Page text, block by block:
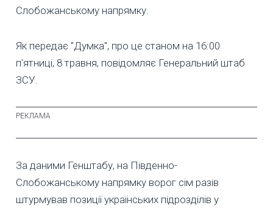
Слобожанському напрямку.
Як передає "Думка", про це станом на 16:00
п'ятниці, 8 травня, повідомляє Генеральний штаб
ЗСУ.
За даними Генштабу, на Південно-
Слобожанському напрямку ворог сім разів
штурмував позиції українських підрозділів у